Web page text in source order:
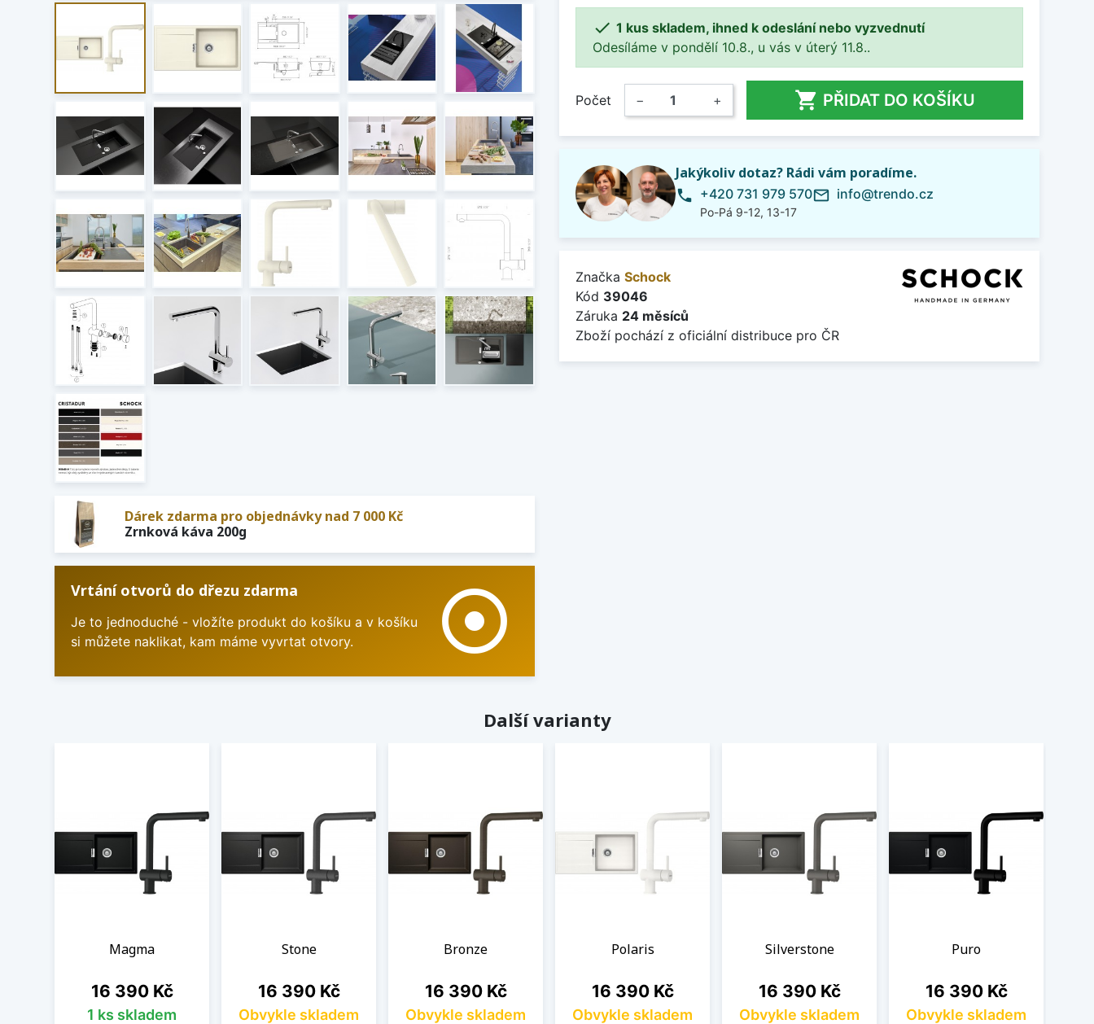
Dárek zdarma pro objednávky nad 7 000 Kč
Zrnková káva 200g
Vrtání otvorů do dřezu zdarma
Je to jednoduché - vložíte produkt do košíku a v košíku
si můžete naklikat, kam máme vyvrtat otvory.
adjust
 1 kus skladem, ihned k odeslání nebo vyzvednutí
Odesíláme v pondělí 10.8., u vás v úterý 11.8..
Počet − +  PŘIDAT DO KOŠÍKU
Jakýkoliv dotaz? Rádi vám poradíme.
phone +420 731 979 570
Po-Pá 9-12, 13-17
mail_outline info@trendo.cz
Značka Schock
Kód 39046
Záruka 24 měsíců
Zboží pochází z oficiální distribuce pro ČR
Další varianty
Magma
Cena
16 390 Kč
1 ks skladem
Stone
Cena
16 390 Kč
Obvykle skladem
Bronze
Cena
16 390 Kč
Obvykle skladem
Polaris
Cena
16 390 Kč
Obvykle skladem
Silverstone
Cena
16 390 Kč
Obvykle skladem
Puro
Cena
16 390 Kč
Obvykle skladem